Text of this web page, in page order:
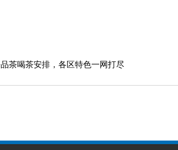
茶喝茶安排，各区特色一网打尽